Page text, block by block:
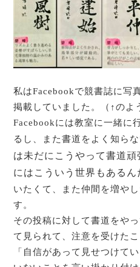
私はFacebookで競書誌に写
掲載していました。（↑のよ
Facebookには教室に一緒に
るし、また書道をよく知ら
は未だにこうやって書道
にはこういう世界もあるん
いたくて、また仲間を増や
す。
その投稿に対して書道をや
て見られて、注意を受けたこ
「自信があって見せつけて